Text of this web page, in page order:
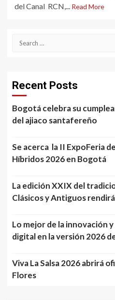
del Canal RCN,... Read More
Search
Recent Posts
Bogotá celebra su
del ajiaco santafereño
Se acerca la II ExpoFeria
Híbridos 2026 en Bogotá
La edición XXIX del
Clásicos y Antiguos
Lo mejor de la innovación
digital en la versión 2026
Viva La Salsa 2026 abrirá
Flores